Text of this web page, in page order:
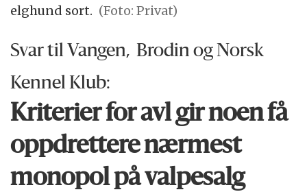
elghund sort. (Foto: Privat)
Svar til Vangen, Brodin og Norsk
Kennel Klub:
Kriterier for avl gir noen få
oppdrettere nærmest
monopol på valpesalg